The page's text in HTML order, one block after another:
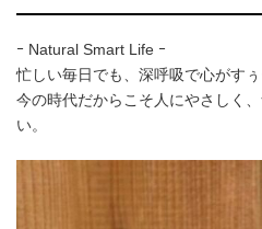
ｰ Natural Smart Life ｰ
忙しい毎日でも、深呼吸で心がす
今の時代だからこそ人にやさしく
い。